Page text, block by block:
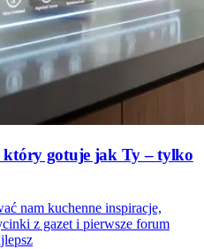
gotuje jak Ty – tylko
nam kuchenne inspiracje,
z gazet i pierwsze forum